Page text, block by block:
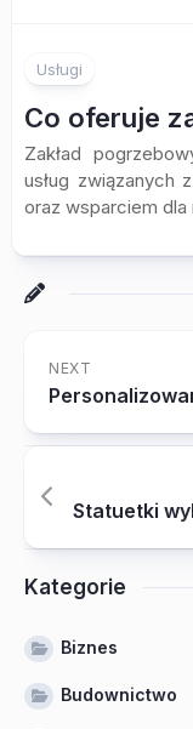
Usługi
Co oferuje
Zakład
usług związanych
oraz wsparciem
NEXT
Statuetki
Kategorie
Biznes
Budownictwo